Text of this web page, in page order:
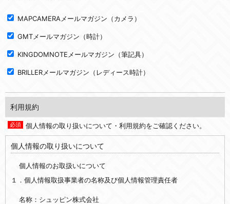
MAPCAMERAメールマガジン（カメラ）
GMTメールマガジン（時計）
KINGDOMNOTEメールマガジン（筆記具）
BRILLERメールマガジン（レディース時計）
利用規約
個人情報の取り扱いについて・利用規約をご確認ください。
個人情報の取り扱いについて
個人情報のお取扱いについて
１．個人情報取扱事業者の名称及び個人情報管理責任者
名称：シュッピン株式会社